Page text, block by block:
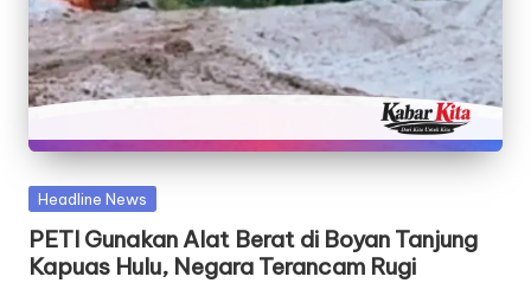
Posted
Headline News
PETI Gunakan Alat Berat di Boyan Tanjung
Kapuas Hulu, Negara Terancam Rugi